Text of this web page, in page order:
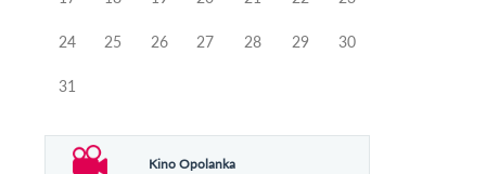
24 25 26 27 28 29 30
31
Kino Opolanka